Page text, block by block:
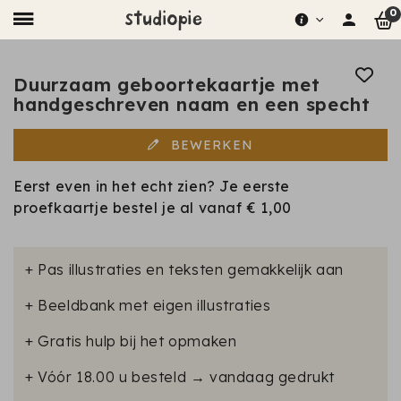
0
Duurzaam geboortekaartje met
handgeschreven naam en een specht
BEWERKEN
Eerst even in het echt zien? Je eerste
proefkaartje bestel je al vanaf€ 1,00
+ Pas illustraties en teksten gemakkelijk aan
+ Beeldbank met eigen illustraties
+ Gratis hulp bij het opmaken
+ Vóór 18.00 u besteld → vandaag gedrukt